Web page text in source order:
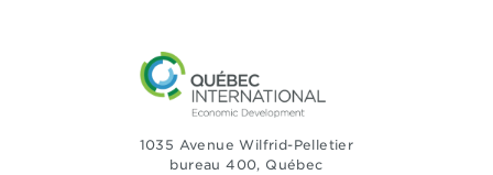
1035 Avenue Wilfrid-Pelletier
bureau 400, Québec